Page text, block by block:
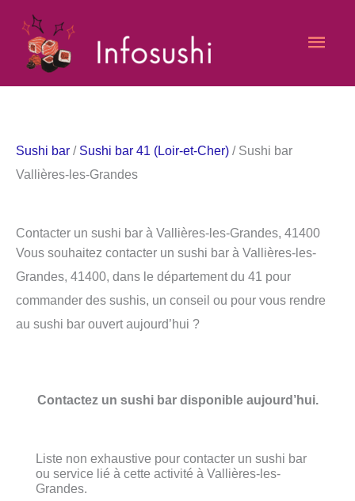
contenu
Sushi bar / Sushi bar 41 (Loir-et-Cher) / Sushi bar
Vallières-les-Grandes
Contacter un sushi bar à Vallières-les-Grandes, 41400
Vous souhaitez contacter un sushi bar à Vallières-les-
Grandes, 41400, dans le département du 41 pour
commander des sushis, un conseil ou pour vous rendre
au sushi bar ouvert aujourd’hui ?
Contactez un sushi bar disponible aujourd’hui.
Liste non exhaustive pour contacter un sushi bar
ou service lié à cette activité à Vallières-les-
Grandes.